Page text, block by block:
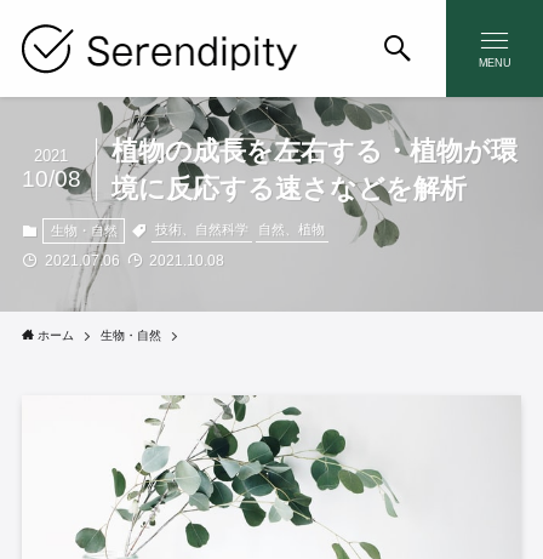
MENU
植物の成長を左右する・植物が環
境に反応する速さなどを解析
2021
10/08
生物・自然 技術、自然科学 自然、植物
2021.07.06 2021.10.08
ホーム 生物・自然